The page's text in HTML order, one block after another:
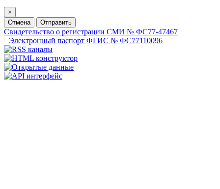
×
Отмена
Отправить
Свидетельство о регистрации СМИ № ФС77-47467
Электронный паспорт ФГИС № ФС77110096